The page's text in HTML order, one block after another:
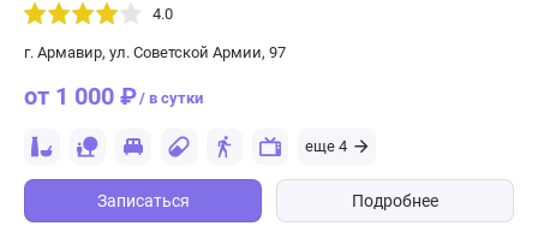
4.0
г. Армавир, ул. Советской Армии, 97
от 1 000 ₽/ в сутки
еще 4
Записаться Подробнее